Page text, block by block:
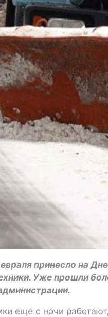
принесло на
Уже прошли
еще с ночи